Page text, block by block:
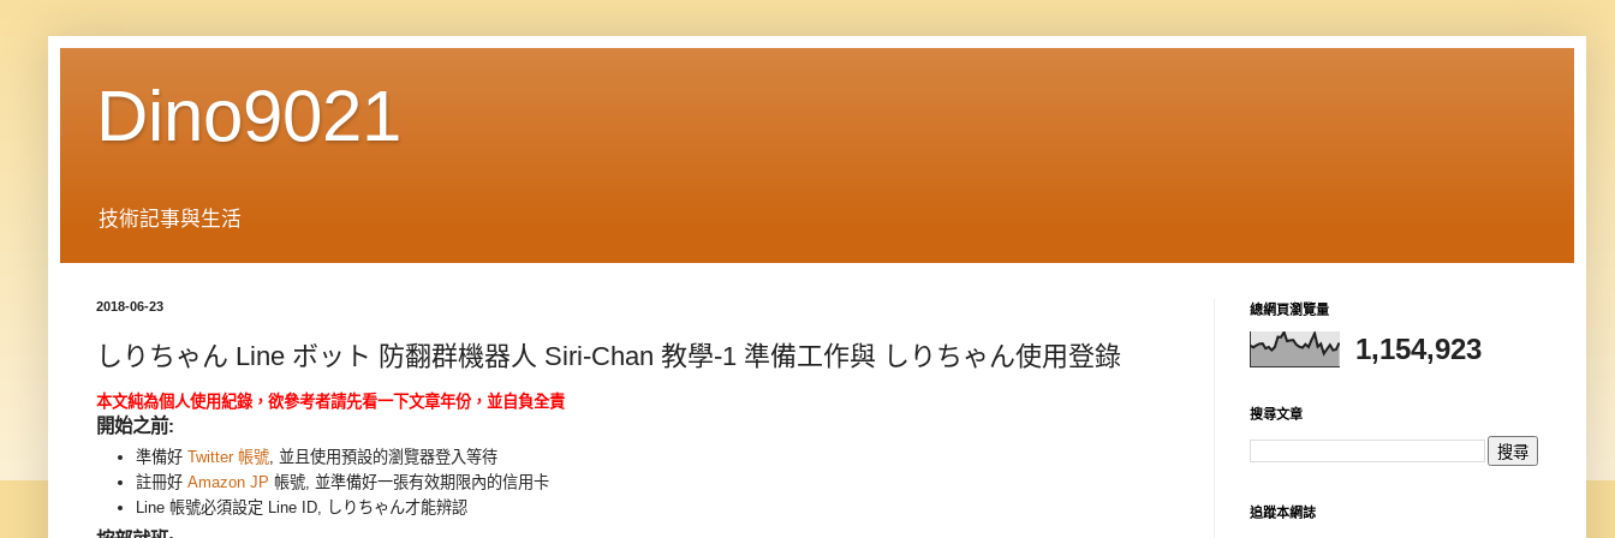
Dino9021
技術記事與生活
2018-06-23
しりちゃん Line ボット 防翻群機器人 Siri-Chan 教學-1 準備工作與 しりちゃん使用登錄
本文純為個人使用紀錄，欲參考者請先看一下文章年份，並自負全責
開始之前:
準備好 Twitter 帳號 , 並且使用預設的瀏覽器登入等待
註冊好 Amazon JP 帳號, 並準備好一張有效期限內的信用卡
Line 帳號必須設定 Line ID, しりちゃん才能辨認
總網頁瀏覽量
1,154,923
搜尋文章
追蹤本網誌